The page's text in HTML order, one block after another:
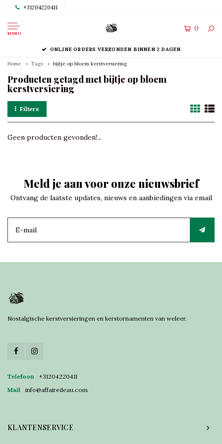
+31204220411
MENU
0
ONLINE ORDERS VERZONDEN BINNEN 2 DAGEN
Home Tags bijtje op bloem kerstversiering
Producten getagd met bijtje op bloem
kerstversiering
Filters
Geen producten gevonden!...
Meld je aan voor onze nieuwsbrief
Ontvang de laatste updates, nieuws en aanbiedingen via email
Nostalgische kerstversieringen en kerstornamenten van weleer.
Telefoon
+31204220411
Mail
info@affairedeau.com
KLANTENSERVICE